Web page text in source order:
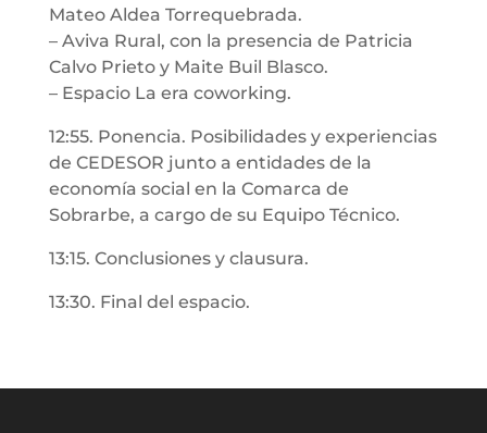
Mateo Aldea Torrequebrada.
– Aviva Rural, con la presencia de Patricia
Calvo Prieto y Maite Buil Blasco.
– Espacio La era coworking.
12:55. Ponencia. Posibilidades y experiencias
de CEDESOR junto a entidades de la
economía social en la Comarca de
Sobrarbe, a cargo de su Equipo Técnico.
13:15. Conclusiones y clausura.
13:30. Final del espacio.